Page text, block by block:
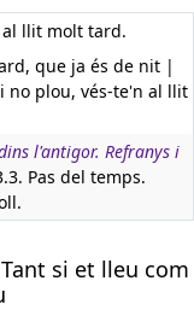
al llit molt tard.
que ja és de nit |
no plou, vés-te'n al llit
l'antigor. Refranys i
Pas del temps.
si et lleu com